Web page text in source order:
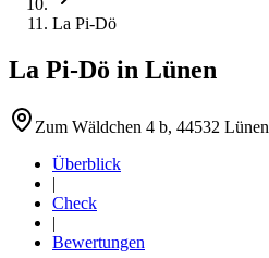
La Pi-Dö
La Pi-Dö in Lünen
Zum Wäldchen 4 b, 44532 Lünen
Überblick
|
Check
|
Bewertungen